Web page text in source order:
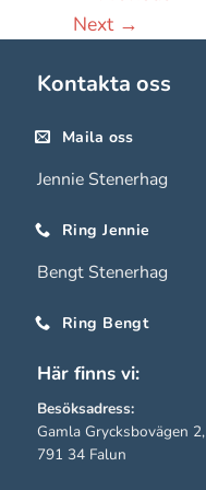
Next →
Kontakta oss
Maila oss
Jennie Stenerhag
Ring Jennie
Bengt Stenerhag
Ring Bengt
Här finns vi:
Besöksadress:
Gamla Grycksbovägen 2,
791 34 Falun
används.
För att vår
prestera så
bra som
möjligt under
ditt besök.
de här
kommer viss
funktionalitet
att försvinna
från